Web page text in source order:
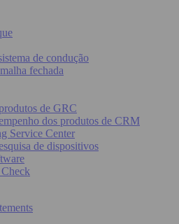
de condução
fechada
de GRC
dos produtos de CRM
Service Center
de dispositivos